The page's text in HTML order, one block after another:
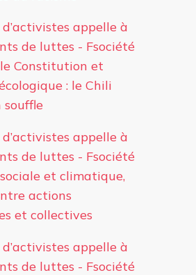
appelle à
de luttes - Fsociété
Constitution et
: le Chili
souffle
appelle à
de luttes - Fsociété
et climatique,
actions
et collectives
appelle à
de luttes - Fsociété